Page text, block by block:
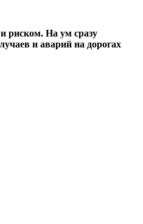
риском. На ум сразу
и аварий на дорогах